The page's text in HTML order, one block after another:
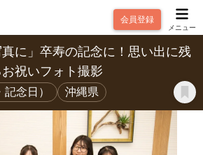
会員登録
メニュー
真に」卒寿の記念に！思い出に残
お祝いフォト撮影
念日） 沖縄県